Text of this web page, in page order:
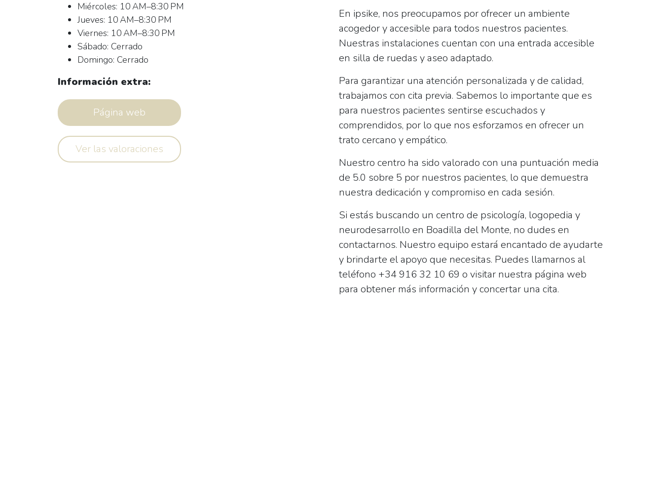
Miércoles: 10 AM–8:30 PM
Jueves: 10 AM–8:30 PM
Viernes: 10 AM–8:30 PM
Sábado: Cerrado
Domingo: Cerrado
Información extra:
Página web
Ver las valoraciones
En ipsike, nos preocupamos por ofrecer un ambiente
acogedor y accesible para todos nuestros pacientes.
Nuestras instalaciones cuentan con una entrada accesible
en silla de ruedas y aseo adaptado.
Para garantizar una atención personalizada y de calidad,
trabajamos con cita previa. Sabemos lo importante que es
para nuestros pacientes sentirse escuchados y
comprendidos, por lo que nos esforzamos en ofrecer un
trato cercano y empático.
Nuestro centro ha sido valorado con una puntuación media
de 5.0 sobre 5 por nuestros pacientes, lo que demuestra
nuestra dedicación y compromiso en cada sesión.
Si estás buscando un centro de psicología, logopedia y
neurodesarrollo en Boadilla del Monte, no dudes en
contactarnos. Nuestro equipo estará encantado de ayudarte
y brindarte el apoyo que necesitas. Puedes llamarnos al
teléfono +34 916 32 10 69 o visitar nuestra página web
para obtener más información y concertar una cita.